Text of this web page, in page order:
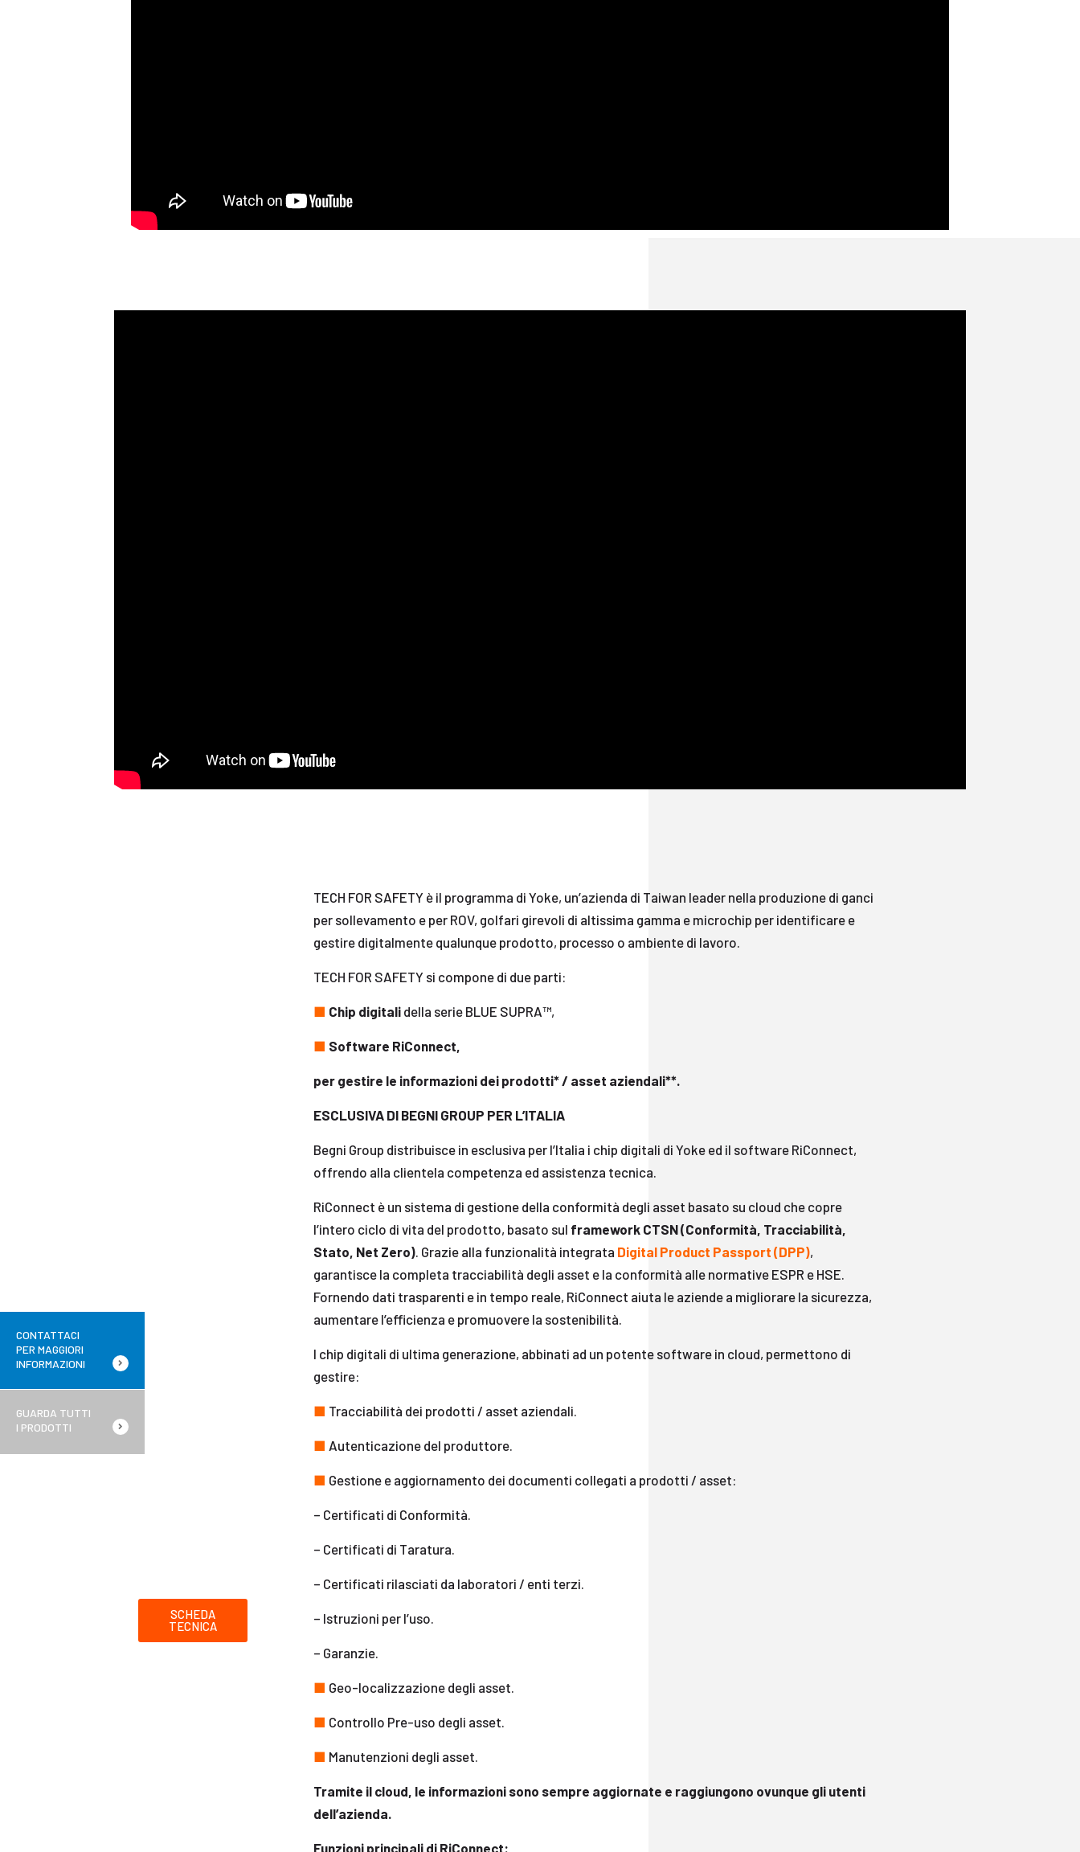
CONTATTACI
PER MAGGIORI
INFORMAZIONI
GUARDA TUTTI
I PRODOTTI
SCHEDA
TECNICA
TECH FOR SAFETY è il programma di Yoke, un’azienda di Taiwan leader nella produzione di ganci
per sollevamento e per ROV, golfari girevoli di altissima gamma e microchip per identificare e
gestire digitalmente qualunque prodotto, processo o ambiente di lavoro.
TECH FOR SAFETY si compone di due parti:
■ Chip digitalidella serie BLUE SUPRA™,
■ Software RiConnect,
per gestire le informazioni dei prodotti* / asset aziendali**.
ESCLUSIVA DI BEGNI GROUP PER L’ITALIA
Begni Group distribuisce in esclusiva per l’Italia i chip digitali di Yoke ed il software RiConnect,
offrendo alla clientela competenza ed assistenza tecnica.
RiConnect è un sistema di gestione della conformità degli asset basato su cloud che copre
l’intero ciclo di vita del prodotto, basato sul framework CTSN (Conformità, Tracciabilità,
Stato, Net Zero). Grazie alla funzionalità integrata Digital Product Passport (DPP),
garantisce la completa tracciabilità degli asset e la conformità alle normative ESPR e HSE.
Fornendo dati trasparenti e in tempo reale, RiConnect aiuta le aziende a migliorare la sicurezza,
aumentare l’efficienza e promuovere la sostenibilità.
I chip digitali di ultima generazione, abbinati ad un potente software in cloud, permettono di
gestire:
■ Tracciabilità dei prodotti / asset aziendali.
■ Autenticazione del produttore.
■ Gestione e aggiornamento dei documenti collegati a prodotti / asset:
– Certificati di Conformità.
– Certificati di Taratura.
– Certificati rilasciati da laboratori / enti terzi.
– Istruzioni per l’uso.
– Garanzie.
■ Geo-localizzazione degli asset.
■ Controllo Pre-uso degli asset.
■ Manutenzioni degli asset.
Tramite il cloud, le informazioni sono sempre aggiornate e raggiungono ovunque gli utenti
dell’azienda.
Funzioni principali di RiConnect: